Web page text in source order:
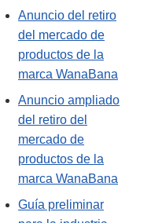
Anuncio del retiro
del mercado de
productos de la
marca WanaBana
Anuncio ampliado
del retiro del
mercado de
productos de la
marca WanaBana
Guía preliminar